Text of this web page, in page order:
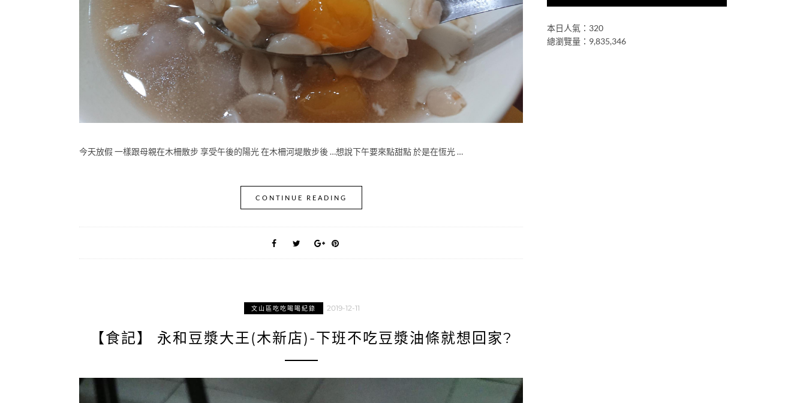
今天放假 一樣跟母親在木柵散步 享受午後的陽光 在木柵河堤散步後 …想說下午要來點甜點 於是在恆光 …
CONTINUE READING
文山區吃吃喝喝紀錄 2019-12-11
【食記】 永和豆漿大王(木新店)-下班不吃豆漿油條就想回家?
本日人氣：320
總瀏覽量：9,835,346